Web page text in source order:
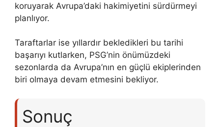
koruyarak Avrupa’daki hakimiyetini sürdürmeyi
planlıyor.
Taraftarlar ise yıllardır bekledikleri bu tarihi
başarıyı kutlarken, PSG’nin önümüzdeki
sezonlarda da Avrupa’nın en güçlü ekiplerinden
biri olmaya devam etmesini bekliyor.
Sonuç